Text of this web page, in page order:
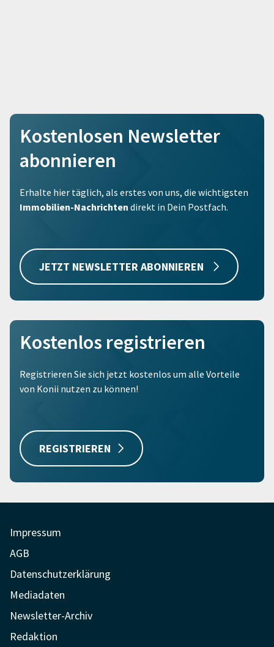
Kostenlosen Newsletter
abonnieren
Erhalte hier täglich, als erstes von uns, die wichtigsten
Immobilien-Nachrichten direkt in Dein Postfach.
JETZT NEWSLETTER ABONNIEREN
Kostenlos registrieren
Registrieren Sie sich jetzt kostenlos um alle Vorteile
von Konii nutzen zu können!
REGISTRIEREN
Impressum
AGB
Datenschutzerklärung
Mediadaten
Newsletter-Archiv
Redaktion